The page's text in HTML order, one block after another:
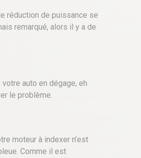
réduction de puissance se
remarqué, alors il y a de
auto en dégage, eh
le problème.
moteur à indexer n’est
Comme il est